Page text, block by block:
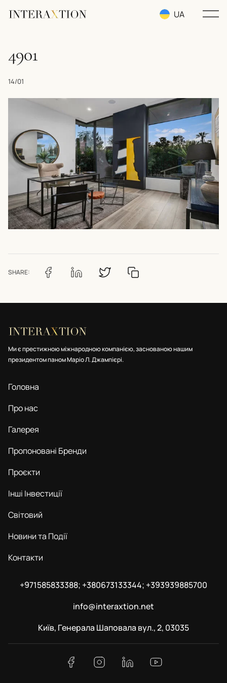
UA
4901
14/01
SHARE:
Ми є престижною міжнародною компанією, заснованою нашим
президентом паном Маріо Л. Джампієрі.
Головна
Про нас
Галерея
Пропоновані Бренди
Проєкти
Інші Інвестиції
Світовий
Новини та Події
Контакти
+971585833388; +380673133344; +393939885700
info@interaxtion.net
Київ, Генерала Шаповала вул., 2, 03035